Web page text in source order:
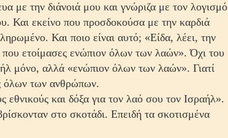
με την διάνοιά μου και γνώριζα με τον λογισμό
Και εκείνο που προσδοκούσα με την καρδιά
Και ποιο είναι αυτό; «Είδα, λέει, την
ετοίμασες ενώπιον όλων των λαών». Όχι του
μόνο, αλλά «ενώπιον όλων των λαών». Γιατί
όλων των ανθρώπων.
εθνικούς και δόξα για τον λαό σου τον Ισραήλ».
στο σκοτάδι. Ε­πειδή τα σκοτισμένα